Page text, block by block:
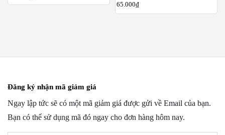
65.000₫
Đăng ký nhận mã giảm giá
Ngay lập tức sẽ có một mã giảm giá được gửi về Email của bạn.
Bạn có thể sử dụng mã đó ngay cho đơn hàng hôm nay.